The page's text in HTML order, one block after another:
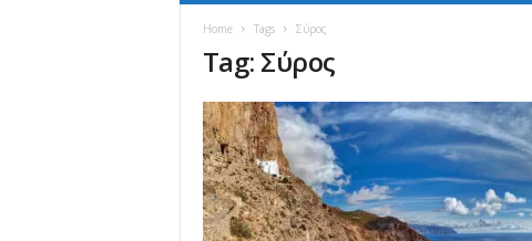
k
Home Tags Σύρος
Tag: Σύρος